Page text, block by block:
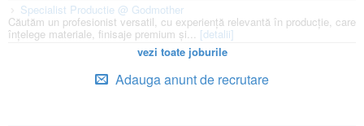
Specialist Productie @ Godmother
Căutăm un profesionist versatil, cu experiență relevantă în producție, care
înțelege materiale, finisaje premium și... [detalii]
vezi toate joburile
Adauga anunt de recrutare